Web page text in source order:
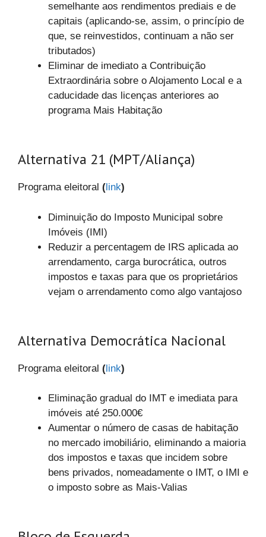
semelhante aos rendimentos prediais e de
capitais (aplicando-se, assim, o princípio de
que, se reinvestidos, continuam a não ser
tributados)
Eliminar de imediato a Contribuição
Extraordinária sobre o Alojamento Local e a
caducidade das licenças anteriores ao
programa Mais Habitação
Alternativa 21 (MPT/Aliança)
Programa eleitoral ( link)
Diminuição do Imposto Municipal sobre
Imóveis (IMI)
Reduzir a percentagem de IRS aplicada ao
arrendamento, carga burocrática, outros
impostos e taxas para que os proprietários
vejam o arrendamento como algo vantajoso
Alternativa Democrática Nacional
Programa eleitoral (link)
Eliminação gradual do IMT e imediata para
imóveis até 250.000€
Aumentar o número de casas de habitação
no mercado imobiliário, eliminando a maioria
dos impostos e taxas que incidem sobre
bens privados, nomeadamente o IMT, o IMI e
o imposto sobre as Mais-Valias